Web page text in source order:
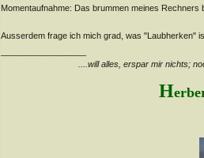
Momentaufnahme: Das brummen meines
Ausserdem frage ich mich grad, was "Laubherken"
....will alles, erspar mir nichts;
H